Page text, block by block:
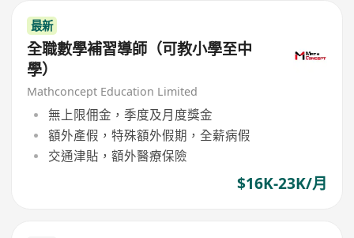
最新
全職數學補習導師（可教小學至中
學）
Mathconcept Education Limited
無上限佣金，季度及月度獎金
額外產假，特殊額外假期，全薪病假
交通津貼，額外醫療保險
$16K-23K/月